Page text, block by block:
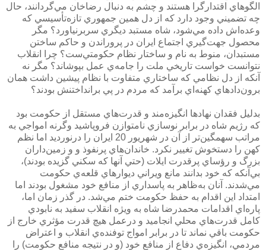
الگوهاي اقتدارگرا هستند و چشم به دنبال رضاخان مي‌گردانند، حال
چه تضميني وجود دارد كه از دل همين جمهوري تازه‌تأسيسي كه
وعده‌اش داده مي‌شود، شاه مستبد ديگري سربرنياورد؟ مگر
محصول جهت‌گيري اجتماع ايران در پروراندن و حاكم ساختن
مستبدان، منوط به نام و ساختار نظام حكومتي‌ست؟ چرا انقلاب
نتوانست خواست تاريخي ملت را جامه‌ي عمل بپوشاند؟ مگر نه
آنكه از دل نظامي كه ساختاري متفاوت با نظام پيشين داشت همان
برون‌دادهاي كهنه‌اي برآمد كه مردم در پي برانداختنش بودند؟
بدليل فقدان نهادها انگيزه‌مند و قدرت‌هاي مستقل از حكومت بود
كه رژيم شاه در برابر نوسازي نامتوازن فروپاشيد وگرنه امواجي به
مراتب سهمگين‌تر از آن در شهريور 20 ايران را درنورديد اما نظم
كهن را دستخوش تغيير نكرد. خاندان‌هاي پرنفوذ و و زمين‌داران
بزرگ و رؤساي پرقدرت ايلات (حتي آنها كه سكني گزيده بودند)،
بي‌آنكه كه خود بدانند مانع ويراني ديوارهاي قلعه‌ي حكومت
مي‌شدند. آنان به‌ظاهر به پاسداري از منافع خود مشغول بودند اما
امتداد اين اقدام به حفظ حكومت ختم مي‌شد. در گذر زمان اما،
پاره‌اي اقدامات محمدرضا شاه به ويژه انقلاب سفيد به نابودي
كامل قدرت‌هاي محلي انجاميد و درعمل هيچ قدرت مؤثري خارج از
حكومت باقي نماند تا در برابر امواج توفنده‌ي انقلاب و اعتراض
مردمي، انگيزه‌ي دفاع از منافع خود (و در نتيجه منافع حكومت) را